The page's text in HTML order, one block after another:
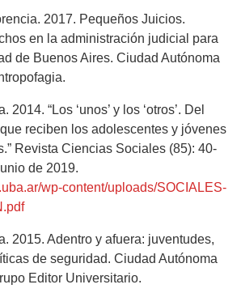
2017. Pequeños Juicios.
en la administración judicial para
de Buenos Aires. Ciudad Autónoma
“Los ‘unos’ y los ‘otros’. Del
reciben los adolescentes y jóvenes
Revista Ciencias Sociales (85): 40-
de 2019.
wp-content/uploads/SOCIALES-
2015. Adentro y afuera: juventudes,
de seguridad. Ciudad Autónoma
Editor Universitario.